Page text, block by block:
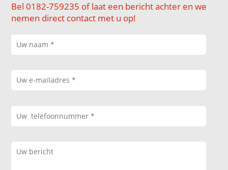
Bel 0182-759235 of laat een bericht achter en we
nemen direct contact met u op!